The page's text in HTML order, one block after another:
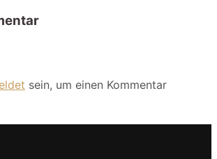
sein, um einen Kommentar